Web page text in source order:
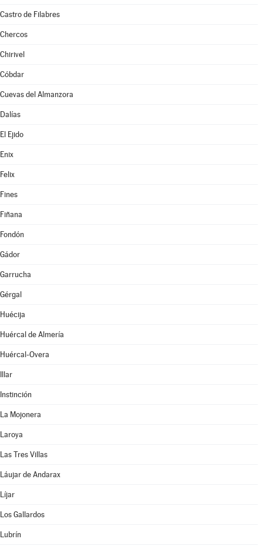
Castro de Filabres
Chercos
Chirivel
Cóbdar
Cuevas del Almanzora
Dalías
El Ejido
Enix
Felix
Fines
Fiñana
Fondón
Gádor
Garrucha
Gérgal
Huécija
Huércal de Almería
Huércal-Overa
Illar
Instinción
La Mojonera
Laroya
Las Tres Villas
Láujar de Andarax
Líjar
Los Gallardos
Lubrín